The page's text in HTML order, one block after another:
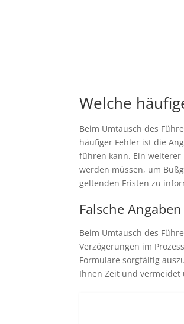
Welche
Beim Umtausch des
häufiger Fehler ist die
führen kann. Ein weiterer
werden müssen, um
geltenden Fristen zu
Falsche
Beim Umtausch des
Verzögerungen im
Formulare sorgfältig
Ihnen Zeit und